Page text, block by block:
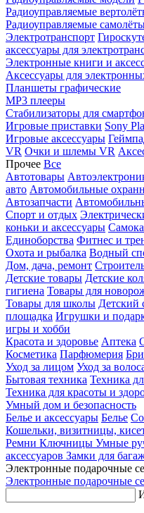
Радиоуправляемые
Радиоуправляемые
Электротранспорт
аксессуары для
Электронные книги и
Аксессуары для
Планшеты графические
MP3 плееры
Стабилизаторы для
Игровые приставки Sony
Игровые аксессуары
VR Очки и шлемы VR
Прочее Все
Автотовары
авто Автомобильные
Автозапчасти
Спорт и отдых
коньки и аксессуары
Единоборства Фитнес и
Охота и рыбалка Водный
Дом, дача, ремонт
Детские товары Детские
гигиена Товары для
Товары для школы Детский
площадка Игрушки и
игры и хобби
Красота и здоровье Аптека
Косметика Парфюмерия
Уход за лицом Уход за
Бытовая техника Техника
Техника для красоты и
Умный дом и безопасность
Белье и аксессуары Белье
Кошельки, визитницы,
Ремни Ключницы Умные
аксессуаров Замки для
Электронные подарочные
Электронные подарочные